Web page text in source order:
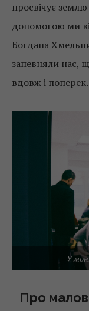
просвічує
допомогою ми
Богдана
запевняли нас,
вдовж і
У
Про